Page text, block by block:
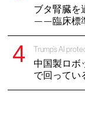
ブタ腎臓を
——臨床標
Trump’s AI
中国製ロボ
で回ってい